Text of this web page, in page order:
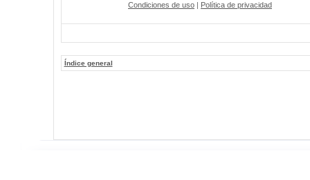
Condiciones de uso | Política de privacidad
Índice general